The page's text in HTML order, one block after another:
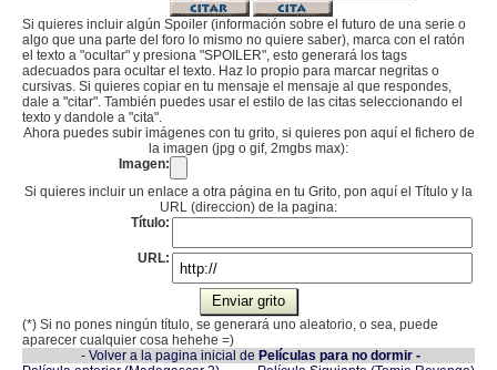
Si quieres incluir algún Spoiler (información sobre el futuro de una serie o
algo que una parte del foro lo mismo no quiere saber), marca con el ratón
el texto a "ocultar" y presiona "SPOILER", esto generará los tags
adecuados para ocultar el texto. Haz lo propio para marcar negritas o
cursivas. Si quieres copiar en tu mensaje el mensaje al que respondes,
dale a "citar". También puedes usar el estilo de las citas seleccionando el
texto y dandole a "cita".
Ahora puedes subir imágenes con tu grito, si quieres pon aquí el fichero de
la imagen (jpg o gif, 2mgbs max):
Imagen:
Si quieres incluir un enlace a otra página en tu Grito, pon aquí el Título y la
URL (direccion) de la pagina:
Título:
URL:
(*) Si no pones ningún título, se generará uno aleatorio, o sea, puede
aparecer cualquier cosa hehehe =)
- Volver a la pagina inicial de Películas para no dormir -